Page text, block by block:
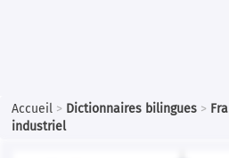
Accueil > Dictionnaires bilingues >
industriel